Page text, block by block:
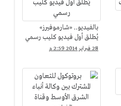
بالفيديو.. «شارموفيرز»
يُطلق أول فيديو كليب رسمي
28 فبراير 2014 2:59 م